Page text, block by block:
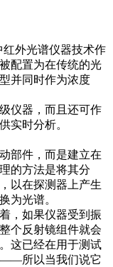
红外光谱仪器技术作
配置为在传统的光
并同时作为浓度
仪器，而且还可作
实时分析。
部件，而是建立在
的方法是将其分
以在探测器上产生
为光谱。
，如果仪器受到振
个反射镜组件就会
这已经在用于测试
——所以当我们说它